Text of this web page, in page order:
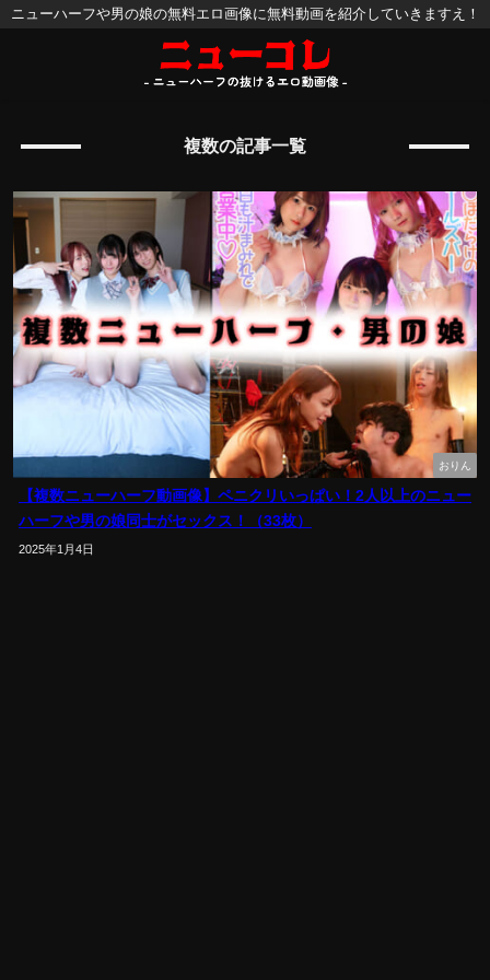
ニューハーフや男の娘の無料エロ画像に無料動画を紹介していきますえ！
複数の記事一覧
おりん
【複数ニューハーフ動画像】ペニクリいっぱい！2人以上のニュー
ハーフや男の娘同士がセックス！（33枚）
2025年1月4日